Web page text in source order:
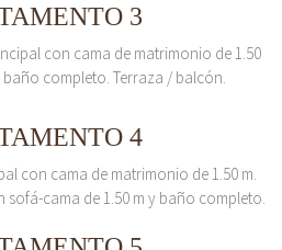
3
con cama de matrimonio de 1.50
completo. Terraza / balcón.
4
con cama de matrimonio de 1.50 m.
cama de 1.50 m y baño completo.